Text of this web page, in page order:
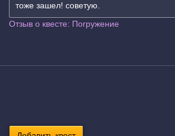
тоже зашел! советую.
Отзыв о квесте: Погружение